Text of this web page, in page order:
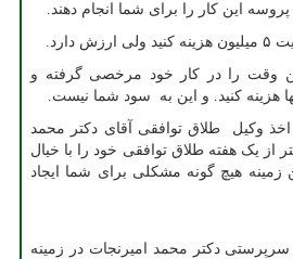
این کار را برای شما انجام دهند.
وقت را در کار خود مرخصی گرفته و
هزینه کنید. و این به سود شما نیست.
اخذ وکیل طلاق توافقی آقای دکتر محمد
از یک هفته طلاق توافقی خود را با خیال
زمینه هیچ گونه مشکلی برای شما ایجاد
دکتر محمد امیرنجات در زمینه